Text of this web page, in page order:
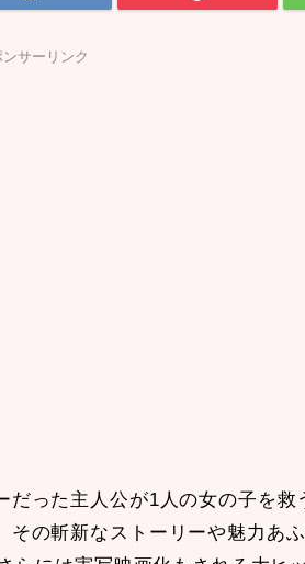
サーリンク
った主人公が1人の女の子を救
の斬新なストーリーや魅力あ